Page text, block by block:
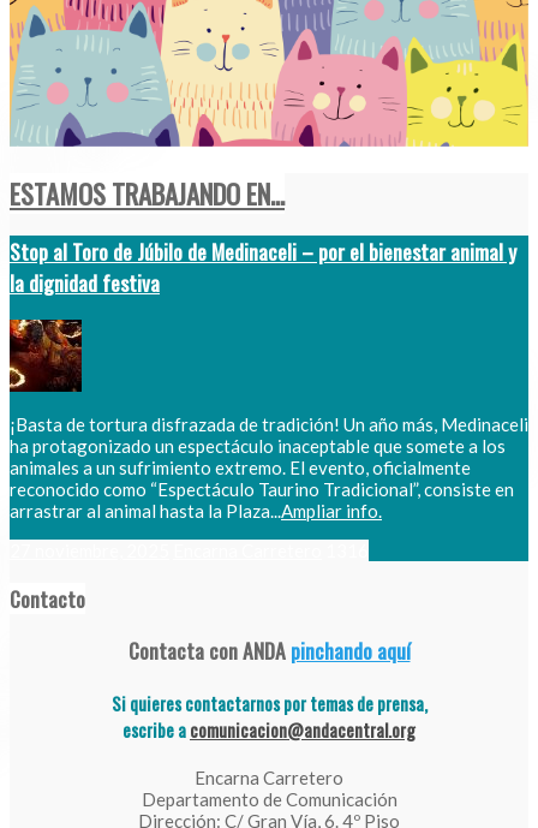
ESTAMOS TRABAJANDO EN...
Stop al Toro de Júbilo de Medinaceli – por el bienestar animal y
la dignidad festiva
¡Basta de tortura disfrazada de tradición! Un año más, Medinaceli
ha protagonizado un espectáculo inaceptable que somete a los
animales a un sufrimiento extremo. El evento, oficialmente
reconocido como “Espectáculo Taurino Tradicional”, consiste en
arrastrar al animal hasta la Plaza...Ampliar info.
Contacto
Contacta con ANDApinchando aquí
Si quieres contactarnos por temas de prensa,
escribe acomunicacion@andacentral.org
Encarna Carretero
Departamento de Comunicación
Dirección: C/ Gran Vía, 6. 4º Piso